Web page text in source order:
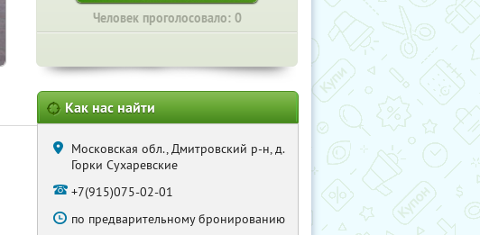
Человек проголосовало: 0
Как нас найти
Московская обл., Дмитровский р-н, д.
Горки Сухаревские
+7(915)075-02-01
по предварительному бронированию